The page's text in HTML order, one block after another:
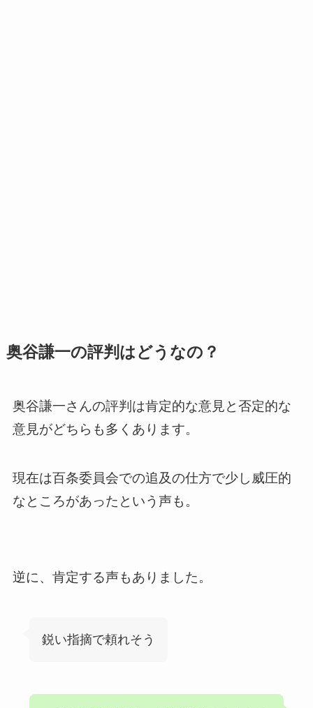
奥谷謙一の評判はどうなの？
奥谷謙一さんの評判は肯定的な意見と否定的な
意見がどちらも多くあります。
現在は百条委員会での追及の仕方で少し威圧的
なところがあったという声も。
逆に、肯定する声もありました。
鋭い指摘で頼れそう